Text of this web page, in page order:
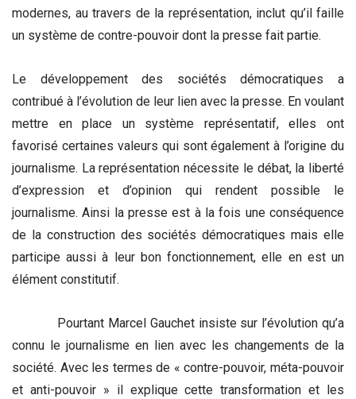
modernes, au travers de la représentation, inclut qu’il faille
un système de contre-pouvoir dont la presse fait partie.
Le développement des sociétés démocratiques a
contribué à l’évolution de leur lien avec la presse. En voulant
mettre en place un système représentatif, elles ont
favorisé certaines valeurs qui sont également à l’origine du
journalisme. La représentation nécessite le débat, la liberté
d’expression et d’opinion qui rendent possible le
journalisme. Ainsi la presse est à la fois une conséquence
de la construction des sociétés démocratiques mais elle
participe aussi à leur bon fonctionnement, elle en est un
élément constitutif.
Pourtant Marcel Gauchet insiste sur l’évolution qu’a
connu le journalisme en lien avec les changements de la
société. Avec les termes de « contre-pouvoir, méta-pouvoir
et anti-pouvoir » il explique cette transformation et les